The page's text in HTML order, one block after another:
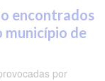
encontrados
município de
por